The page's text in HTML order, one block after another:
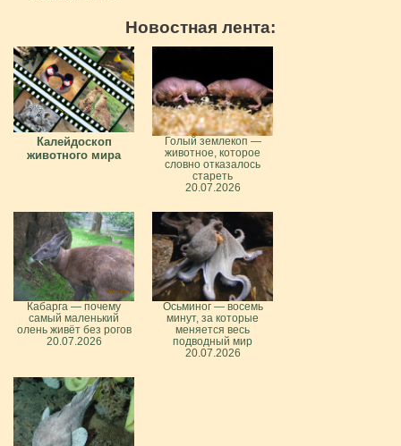
Новостная лента:
Калейдоскоп
животного мира
Голый землекоп —
животное, которое
словно отказалось
стареть
20.07.2026
Кабарга — почему
самый маленький
олень живёт без рогов
20.07.2026
Осьминог — восемь
минут, за которые
меняется весь
подводный мир
20.07.2026